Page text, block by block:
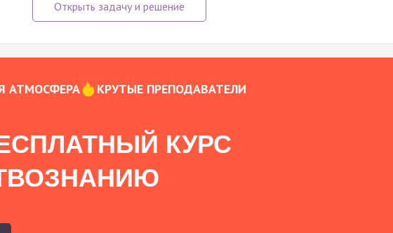
АТМОСФЕРА КРУТЫЕ ПРЕПОДАВАТЕЛИ
КУРС